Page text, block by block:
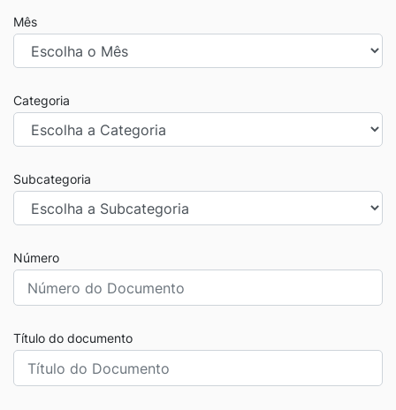
Mês
Categoria
Subcategoria
Número
Título do documento